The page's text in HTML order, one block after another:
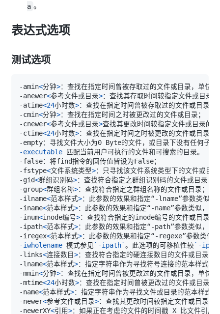
a 。
表达式选项
测试选项
-amin<分钟>
-anewer<参考文件或目录>
-atime<24小时数>
-cmin<分钟>
-cnewer<参考文件或目录>
-ctime<24小时数>
-executable
-fstype<文件系统类型>
-gid<群组识别码>
-group<群组名称>
-ilname<范本样式>
-iname<范本样式>
-inum<inode编号>
-ipath<范本样式>
-iregex<范本样式>
-iwholename 模式参见` -ipath`。此选项的可移植性较` -
-links<连接数目>
-lname<范本样式>
-mmin<分钟>
-mtime<24小时数>
-name<范本样式>
-newer<参考文件或目录>
-newerXY<引用>